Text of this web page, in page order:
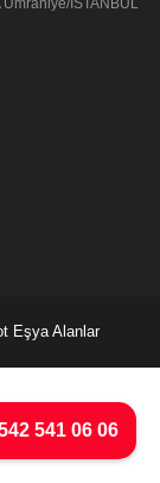
Eşya Alanlar
541 06 06